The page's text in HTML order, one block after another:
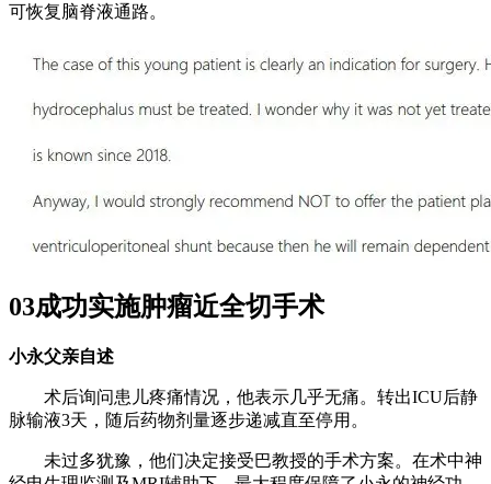
可恢复脑脊液通路。
03成功实施肿瘤近全切手术
小永父亲自述
术后询问患儿疼痛情况，他表示几乎无痛。转出ICU后静
脉输液3天，随后药物剂量逐步递减直至停用。
未过多犹豫，他们决定接受巴教授的手术方案。在术中神